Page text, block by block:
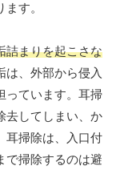
す。
詰まりを起こさな
は、外部から侵入
っています。耳掃
去してしまい、か
耳掃除は、入口付
で掃除するのは避